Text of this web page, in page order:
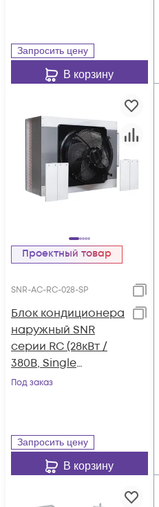
Запросить цену
В корзину
Проектный товар
SNR-AC-RC-028-SP
Блок кондиционера
наружный SNR
серии RC (28кВт /
380В, Single
Refrigeration
Под заказ
Запросить цену
В корзину